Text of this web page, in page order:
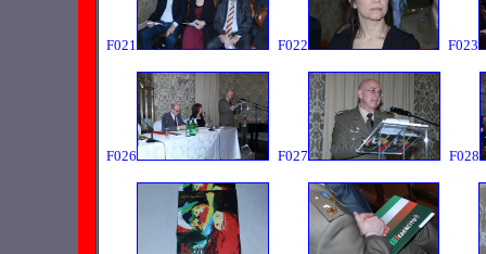
F021 F022 F023
F026 F027 F028